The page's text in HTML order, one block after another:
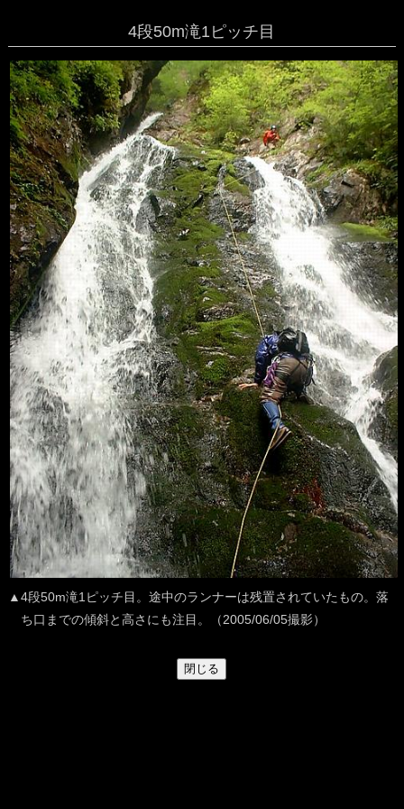
4段50m滝1ピッチ目
▲4段50m滝1ピッチ目。途中のランナーは残置されていたもの。落
ち口までの傾斜と高さにも注目。（2005/06/05撮影）